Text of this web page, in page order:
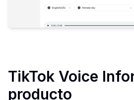
TikTok Voice
producto